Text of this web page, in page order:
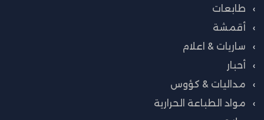
طابعات
أقمشة
ساريات & اعلام
أحبار
مداليات & كؤوس
مواد الطباعة الحرارية